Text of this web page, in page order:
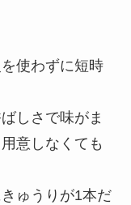
使わずに短時
しさで味がま
意しなくても
ゅうりが1本だ